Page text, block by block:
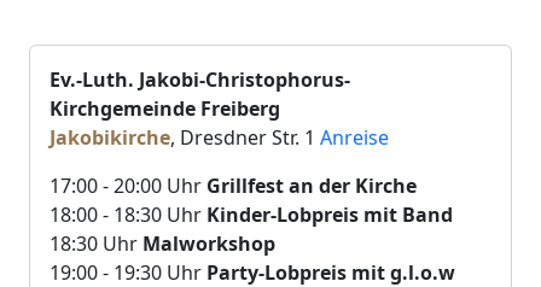
Ev.-Luth. Jakobi-Christophorus-
Kirchgemeinde Freiberg
Jakobikirche, Dresdner Str. 1 Anreise
17:00 - 20:00 Uhr Grillfest an der Kirche
18:00 - 18:30 Uhr Kinder-Lobpreis mit Band
18:30 Uhr Malworkshop
19:00 - 19:30 Uhr Party-Lobpreis mit g.l.o.w